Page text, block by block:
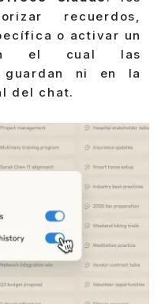
recuerdos,
o activar un
el cual las
guardan ni en la
del chat.